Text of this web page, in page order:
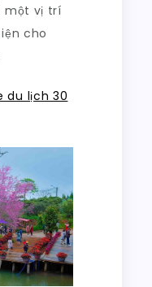
một vị trí
cho
du lịch 30